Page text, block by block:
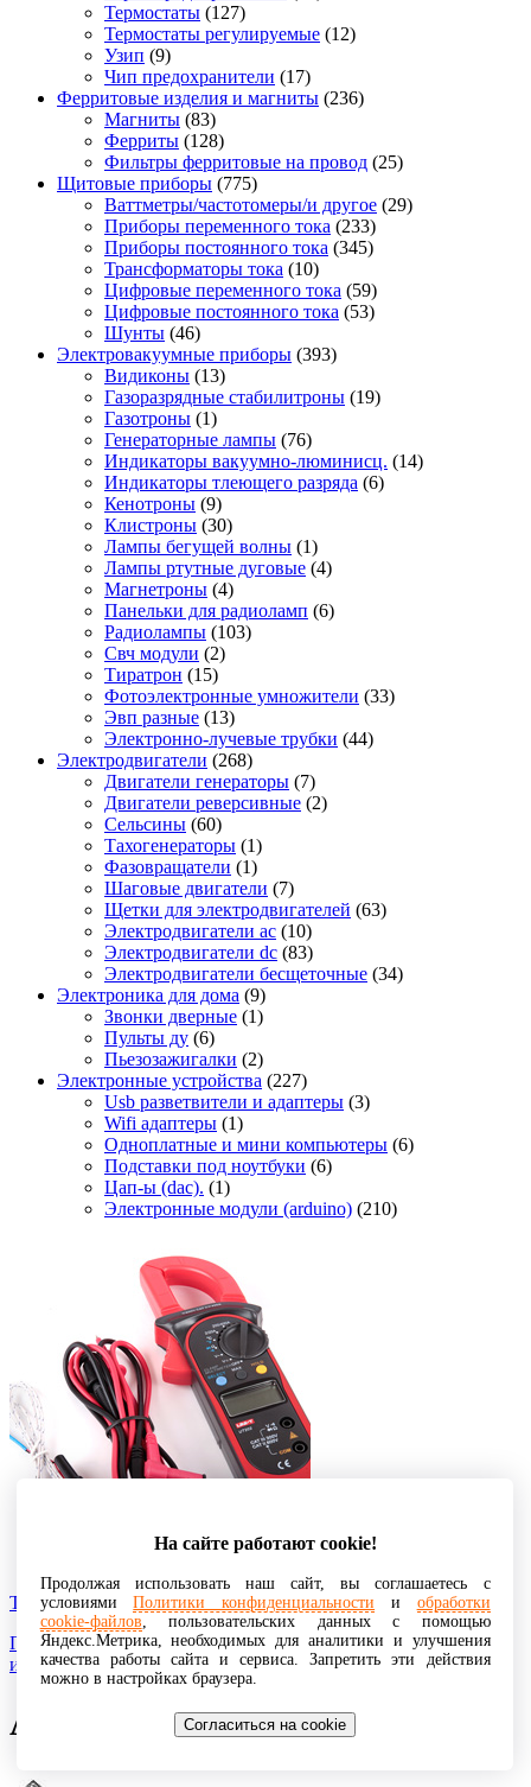
Термостаты (127)
Термостаты регулируемые (12)
Узип (9)
Чип предохранители (17)
Ферритовые изделия и магниты (236)
Магниты (83)
Ферриты (128)
Фильтры ферритовые на провод (25)
Щитовые приборы (775)
Ваттметры/частотомеры/и другое (29)
Приборы переменного тока (233)
Приборы постоянного тока (345)
Трансформаторы тока (10)
Цифровые переменного тока (59)
Цифровые постоянного тока (53)
Шунты (46)
Электровакуумные приборы (393)
Видиконы (13)
Газоразрядные стабилитроны (19)
Газотроны (1)
Генераторные лампы (76)
Индикаторы вакуумно-люминисц. (14)
Индикаторы тлеющего разряда (6)
Кенотроны (9)
Клистроны (30)
Лампы бегущей волны (1)
Лампы ртутные дуговые (4)
Магнетроны (4)
Панельки для радиоламп (6)
Радиолампы (103)
Свч модули (2)
Тиратрон (15)
Фотоэлектронные умножители (33)
Эвп разные (13)
Электронно-лучевые трубки (44)
Электродвигатели (268)
Двигатели генераторы (7)
Двигатели реверсивные (2)
Сельсины (60)
Тахогенераторы (1)
Фазовращатели (1)
Шаговые двигатели (7)
Щетки для электродвигателей (63)
Электродвигатели ac (10)
Электродвигатели dc (83)
Электродвигатели бесщеточные (34)
Электроника для дома (9)
Звонки дверные (1)
Пульты ду (6)
Пьезозажигалки (2)
Электронные устройства (227)
Usb разветвители и адаптеры (3)
Wifi адаптеры (1)
Одноплатные и мини компьютеры (6)
Подставки под ноутбуки (6)
Цап-ы (dac). (1)
Электронные модули (arduino) (210)
Токоизмерительные клещи
Прибор для измерения тока без разрыва цепи, в которой
измеряется ток и без электрического контакта с ней.
AST-23 D6mm S3 190-420mm
На сайте работают cookie!
Продолжая использовать наш сайт, вы соглашаетесь с
условиямиПолитики конфиденциальности и обработки
cookie-файлов, пользовательских данных с помощью
Яндекс.Метрика, необходимых для аналитики и улучшения
качества работы сайта и сервиса. Запретить эти действия
можно в настройках браузера.
Согласиться на cookie